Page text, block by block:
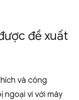
đề xuất
và công
ngoại vi với máy